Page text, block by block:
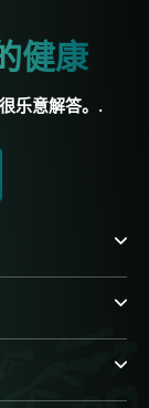
健康
乐意解答。.